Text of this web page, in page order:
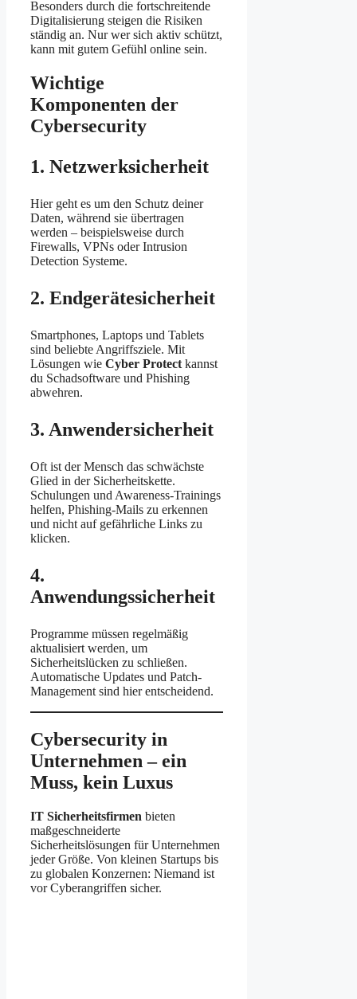
Besonders durch die fortschreitende
Digitalisierung steigen die Risiken
ständig an. Nur wer sich aktiv schützt,
kann mit gutem Gefühl online sein.
Wichtige
Komponenten der
Cybersecurity
1. Netzwerksicherheit
Hier geht es um den Schutz deiner
Daten, während sie übertragen
werden – beispielsweise durch
Firewalls, VPNs oder Intrusion
Detection Systeme.
2. Endgerätesicherheit
Smartphones, Laptops und Tablets
sind beliebte Angriffsziele. Mit
Lösungen wie Cyber Protect kannst
du Schadsoftware und Phishing
abwehren.
3. Anwendersicherheit
Oft ist der Mensch das schwächste
Glied in der Sicherheitskette.
Schulungen und Awareness-Trainings
helfen, Phishing-Mails zu erkennen
und nicht auf gefährliche Links zu
klicken.
4.
Anwendungssicherheit
Programme müssen regelmäßig
aktualisiert werden, um
Sicherheitslücken zu schließen.
Automatische Updates und Patch-
Management sind hier entscheidend.
Cybersecurity in
Unternehmen – ein
Muss, kein Luxus
IT Sicherheitsfirmen bieten
maßgeschneiderte
Sicherheitslösungen für Unternehmen
jeder Größe. Von kleinen Startups bis
zu globalen Konzernen: Niemand ist
vor Cyberangriffen sicher.